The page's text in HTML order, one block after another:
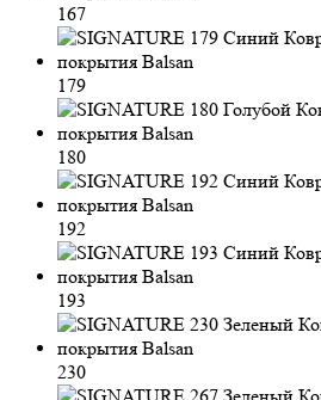
167
179
180
192
193
230